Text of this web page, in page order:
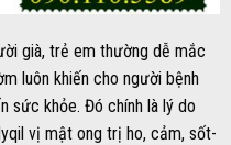
già, trẻ em thường dễ mắc
luôn khiến cho người bệnh
sức khỏe. Đó chính là lý do
vị mật ong trị ho, cảm, sốt-